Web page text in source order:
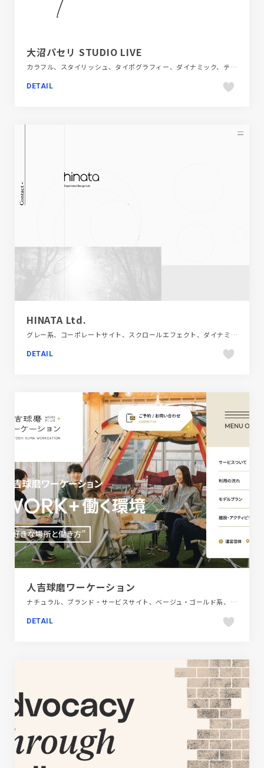
大沼パセリ STUDIO LIVE
カラフル、スタイリッシュ、タイポグラフィー、ダイナミック、テレビ・アニメ・映画・芸能、デザイン・アート・音楽・文芸、ブラック系 、モーション多め、動画が流れる、大きめ写真、映像
DETAIL
HINATA Ltd.
グレー系、コーポレートサイト、スクロールエフェクト、ダイナミック、デザイン・アート・音楽・文芸、ホワイト系、モーション多め、レッド系、大きめ写真
DETAIL
人吉球磨ワーケーション
ナチュラル、ブランド・サービスサイト、ベージュ・ゴールド系、大きめ写真、旅行・ホテル・観光、第一次産業・SDGs・地方創生
DETAIL